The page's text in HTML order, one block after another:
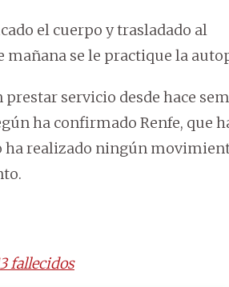
el cuerpo y trasladado al
se le practique la
servicio desde hace
ha confirmado Renfe, que
ha realizado ningún
fallecidos